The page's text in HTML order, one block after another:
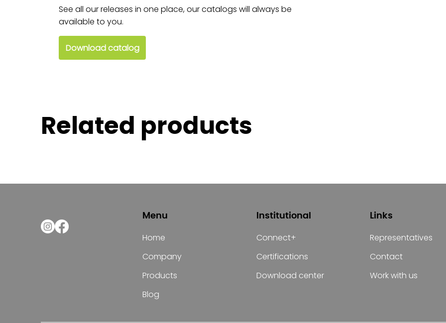
See all our releases in one place, our catalogs will always be
available to you.
Download catalog
Related products
Menu
Home
Company
Products
Blog
Institutional
Connect+
Certifications
Download center
Links
Representatives
Contact
Work with us